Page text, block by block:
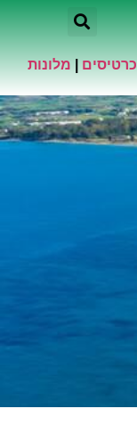
כרטיסים מלונות